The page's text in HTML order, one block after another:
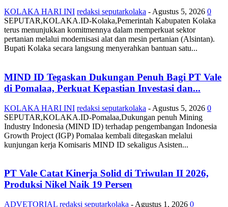
KOLAKA HARI INI redaksi seputarkolaka - Agustus 5, 2026 0
SEPUTAR,KOLAKA.ID-Kolaka,Pemerintah Kabupaten Kolaka
terus menunjukkan komitmennya dalam memperkuat sektor
pertanian melalui modernisasi alat dan mesin pertanian (Alsintan).
Bupati Kolaka secara langsung menyerahkan bantuan satu...
MIND ID Tegaskan Dukungan Penuh Bagi PT Vale
di Pomalaa, Perkuat Kepastian Investasi dan...
KOLAKA HARI INI redaksi seputarkolaka - Agustus 5, 2026 0
SEPUTAR,KOLAKA.ID-Pomalaa,Dukungan penuh Mining
Industry Indonesia (MIND ID) terhadap pengembangan Indonesia
Growth Project (IGP) Pomalaa kembali ditegaskan melalui
kunjungan kerja Komisaris MIND ID sekaligus Asisten...
PT Vale Catat Kinerja Solid di Triwulan II 2026,
Produksi Nikel Naik 19 Persen
ADVETORIAL redaksi seputarkolaka - Agustus 1, 2026 0